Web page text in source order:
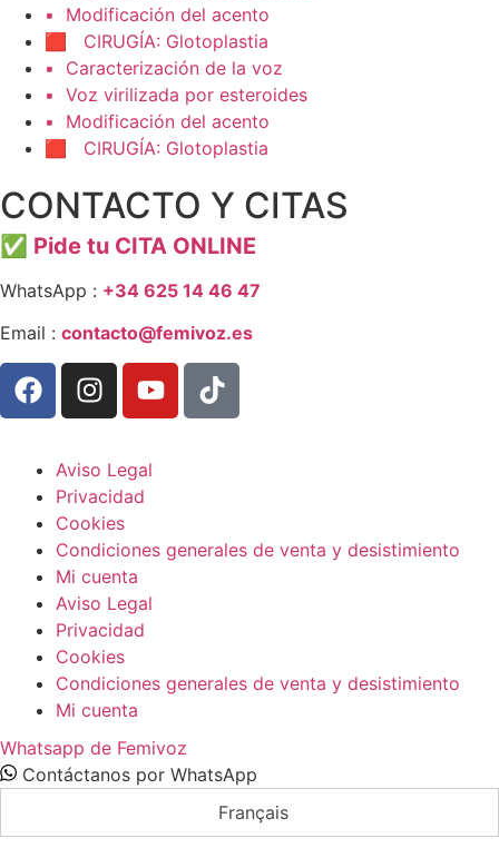
▪️ Modificación del acento
🟥 CIRUGÍA: Glotoplastia
▪️ Caracterización de la voz
▪️ Voz virilizada por esteroides
▪️ Modificación del acento
🟥 CIRUGÍA: Glotoplastia
CONTACTO Y CITAS
✅ Pide tu CITA ONLINE
WhatsApp : +34 625 14 46 47
Email : contacto@femivoz.es
Aviso Legal
Privacidad
Cookies
Condiciones generales de venta y desistimiento
Mi cuenta
Aviso Legal
Privacidad
Cookies
Condiciones generales de venta y desistimiento
Mi cuenta
Whatsapp de Femivoz
Contáctanos por WhatsApp
Français